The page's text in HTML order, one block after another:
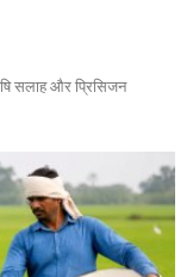
सलाह और प्रिसिजन